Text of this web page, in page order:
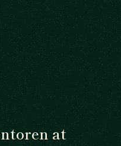
at